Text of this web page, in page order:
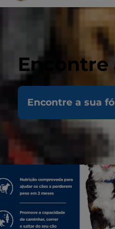
Encontre a sua